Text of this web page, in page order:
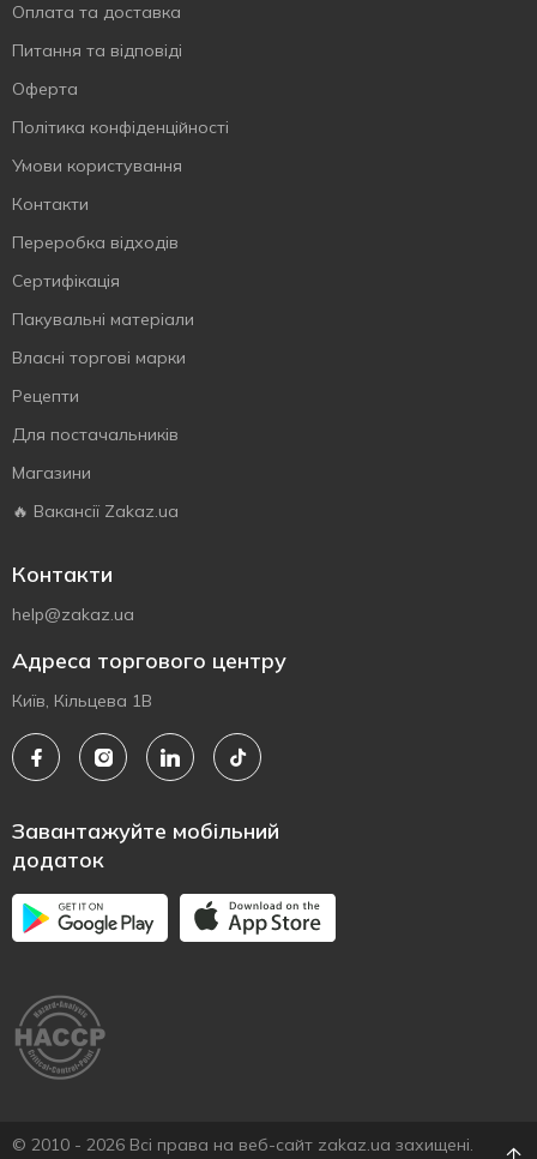
Оплата та доставка
Питання та відповіді
Оферта
Політика конфіденційності
Умови користування
Контакти
Переробка відходів
Сертифiкацiя
Пакувальні матеріали
Власнi торговi марки
Рецепти
Для постачальників
Магазини
🔥 Вакансії Zakaz.ua
Контакти
help@zakaz.ua
Адреса торгового центру
Київ, Кільцева 1В
Завантажуйте мобільний
додаток
© 2010 - 2026 Всі права на веб-сайт zakaz.ua захищені.